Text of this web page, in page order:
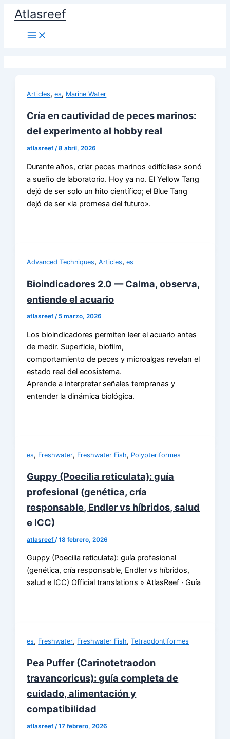
contenido
Atlasreef
Articles,es, Marine Water
Cría en cautividad de peces marinos:
del experimento al hobby real
atlasreef/8 abril, 2026
Durante años, criar peces marinos «difíciles» sonó
a sueño de laboratorio. Hoy ya no. El Yellow Tang
dejó de ser solo un hito científico; el Blue Tang
dejó de ser «la promesa del futuro».
Advanced Techniques,Articles,es
Bioindicadores 2.0 — Calma, observa,
entiende el acuario
atlasreef/ 5 marzo, 2026
Los bioindicadores permiten leer el acuario antes
de medir. Superficie, biofilm,
comportamiento de peces y microalgas revelan el
estado real del ecosistema.
Aprende a interpretar señales tempranas y
entender la dinámica biológica.
es, Freshwater, Freshwater Fish, Polypteriformes
Guppy (Poecilia reticulata): guía
profesional (genética, cría
responsable, Endler vs híbridos, salud
e ICC)
atlasreef /18 febrero, 2026
Guppy (Poecilia reticulata): guía profesional
(genética, cría responsable, Endler vs híbridos,
salud e ICC) Official translations » AtlasReef · Guía
es, Freshwater, Freshwater Fish,Tetraodontiformes
Pea Puffer (Carinotetraodon
travancoricus): guía completa de
cuidado, alimentación y
compatibilidad
atlasreef/17 febrero, 2026